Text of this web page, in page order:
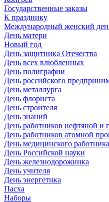
Государственные заказы
К празднику
Международный женский
День матери
Новый год
День защитника Отечества
День всех влюбленных
День полиграфии
День российского
День металлурга
День флориста
День строителя
День знаний
День работников нефтяной и
День работников атомной
День медицинского работника
День Российской науки
День железнодорожника
День учителя
День энергетика
Пасха
Наборы